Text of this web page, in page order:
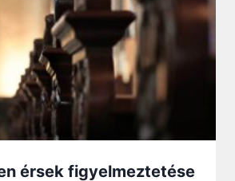
érsek figyelmeztetése